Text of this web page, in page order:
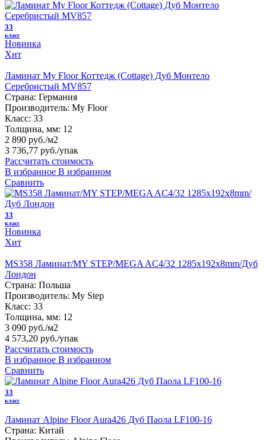
33
класс
Новинка
Хит
Ламинат My Floor Коттедж (Cottage) Дуб Монтело
Серебристый MV857
Страна: Германия
Производитель: My Floor
Класс: 33
Толщина, мм: 12
2 890 руб./м2
3 736,77 руб./упак
Рассчитать стоимость
В избранное В избранном
Сравнить
33
класс
Новинка
Хит
MS358 Ламинат/MY STEP/MEGA AC4/32 1285х192х8mm/Дуб
Лондон
Страна: Польша
Производитель: My Step
Класс: 33
Толщина, мм: 12
3 090 руб./м2
4 573,20 руб./упак
Рассчитать стоимость
В избранное В избранном
Сравнить
33
класс
Ламинат Alpine Floor Aura426 Дуб Паола LF100-16
Страна: Китай